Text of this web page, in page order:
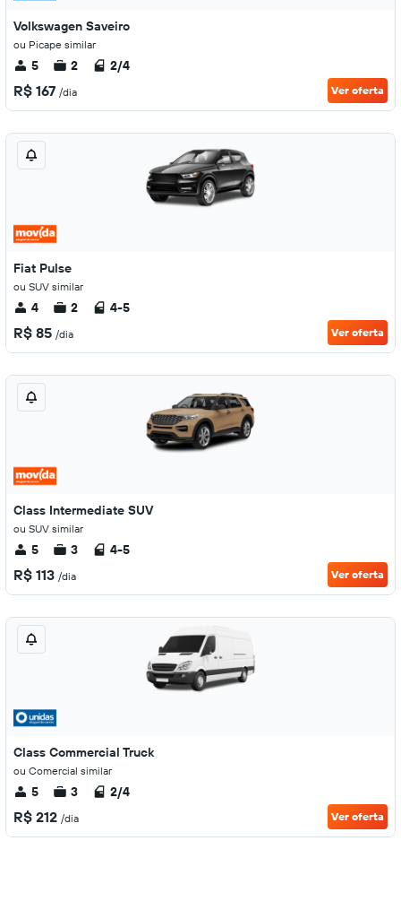
Volkswagen Saveiro
ou Picape similar
5 2 2/4
R$ 167 /dia Ver oferta
Fiat Pulse
ou SUV similar
4 2 4-5
R$ 85 /dia Ver oferta
Class Intermediate SUV
ou SUV similar
5 3 4-5
R$ 113 /dia Ver oferta
Class Commercial Truck
ou Comercial similar
5 3 2/4
R$ 212 /dia Ver oferta